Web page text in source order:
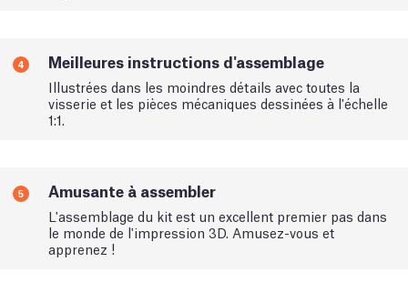
4 Meilleures instructions d'assemblage
Illustrées dans les moindres détails avec toutes la
visserie et les pièces mécaniques dessinées à l'échelle
1:1.
5 Amusante à assembler
L'assemblage du kit est un excellent premier pas dans
le monde de l'impression 3D. Amusez-vous et
apprenez !